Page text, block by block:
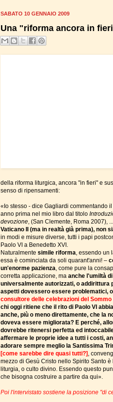
SABATO 10 GENNAIO 2009
Una "riforma ancora in
della riforma liturgica, ancora "in fieri" e
senso di ripensamenti:
«Io stesso - dice Gagliardi commentando
anno prima nel mio libro dal titolo
devozione , (San Clemente, Roma 2007),
Vaticano II (ma in realtà già prima), non
in modi e misure diverse, tutti i papi
Paolo VI a Benedetto XVI.
Naturalmente simile riforma , essendo
essa è cominciata da soli quarant'anni! –
un'enorme pazienza , come pure la
corretta applicazione, ma anche l'umiltà
universalmente autorizzati, o addirittura
aspetti dovessero essere problematici,
consultore delle celebrazioni del
chi oggi ritiene che il rito di Paolo VI
anche, più o meno direttamente, che la
doveva essere migliorata? E perché,
dovrebbe ritenersi perfetta ed
affermare le proprie idee a tutti i costi,
adorare sempre meglio la Santissima
[come sarebbe dire quasi tutti?] ,
mezzo di Gesù Cristo nello Spirito Santo
liturgia, o culto divino. Essendo questo
che bisogna costruire a partire da qui».
Poi l'intervistato sostiene la posizione "di